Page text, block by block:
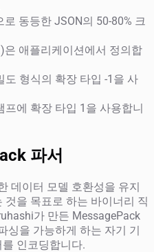
동등한 JSON의 50-80% 크
은 애플리케이션에서 정의합
형식의 확장 타입 -1을 사
에 확장 타입 1을 사용합니
파서
데이터 모델 호환성을 유지
을 목표로 하는 바이너리 직
가 만든 MessagePack
싱을 가능하게 하는 자기 기
인코딩합니다.